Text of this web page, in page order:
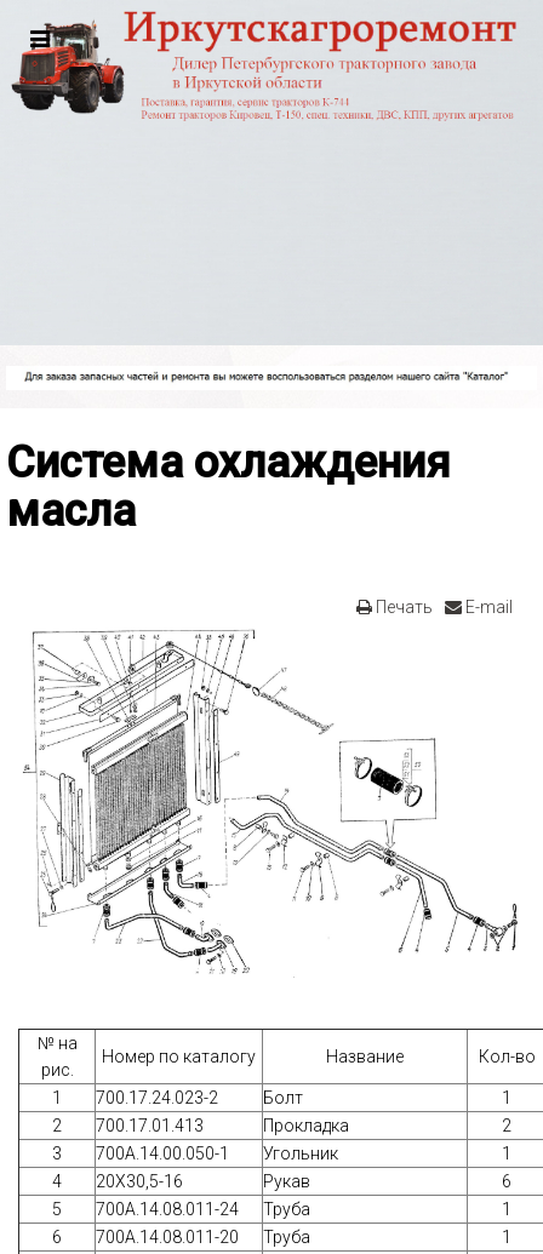
Система охлаждения
масла
Печать E-mail
№ на
рис.
Номер по каталогу Название Кол-во
1 700.17.24.023-2 Болт
1
2
700.17.01.413 Прокладка
2
3
700A.14.00.050-1 Угольник
1
4
20Х30,5-16 Рукав
6
5
700А.14.08.011-24 Труба
1
6
700А.14.08.011-20 Труба
1